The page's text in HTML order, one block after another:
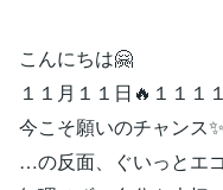
こんにちは🤗
１１月１１日🔥１１１
今こそ願いのチャンス✨
…の反面、ぐいっとエ